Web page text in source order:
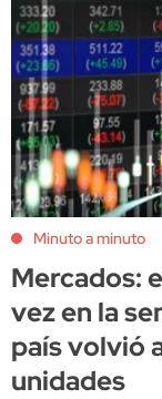
Minuto a minuto
Mercados:
vez en la
país volvió
unidades